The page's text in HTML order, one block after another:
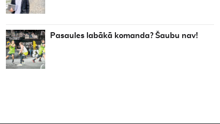
Pasaules labākā komanda? Šaubu nav!